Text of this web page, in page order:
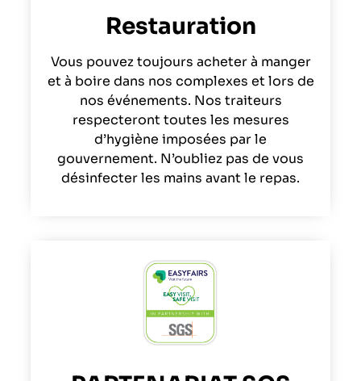
Restauration
Vous pouvez toujours acheter à manger
et à boire dans nos complexes et lors de
nos événements. Nos traiteurs
respecteront toutes les mesures
d’hygiène imposées par le
gouvernement. N’oubliez pas de vous
désinfecter les mains avant le repas.